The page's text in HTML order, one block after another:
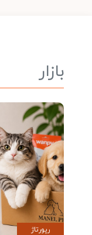
بازار
رپورتاژ